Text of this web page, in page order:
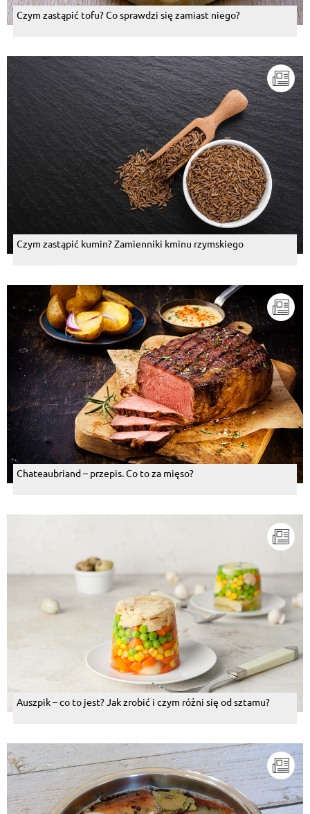
Czym zastąpić tofu? Co sprawdzi się zamiast niego?
Czym zastąpić kumin? Zamienniki kminu rzymskiego
Chateaubriand – przepis. Co to za mięso?
Auszpik – co to jest? Jak zrobić i czym różni się od sztamu?